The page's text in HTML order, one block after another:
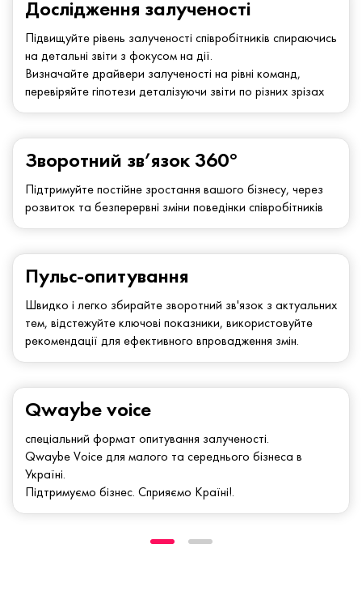
Дослідження залученості
Підвищуйте рівень залученості співробітників спираючись
на детальні звіти з фокусом на дії.
Визначайте драйвери залученості на рівні команд,
перевіряйте гіпотези деталізуючи звіти по різних зрізах
Зворотний зв’язок 360°
Підтримуйте постійне зростання вашого бізнесу, через
розвиток та безперервні зміни поведінки співробітників
Qwaybe voice
спеціальний формат опитування залученості.
Qwaybe Voice для малого та середнього бізнеса в
Україні.
Підтримуємо бізнес. Сприяємо Країні!.
Пульс-опитування
Швидко і легко збирайте зворотний зв'язок з актуальних
тем, відстежуйте ключові показники, використовуйте
рекомендації для ефективного впровадження змін.